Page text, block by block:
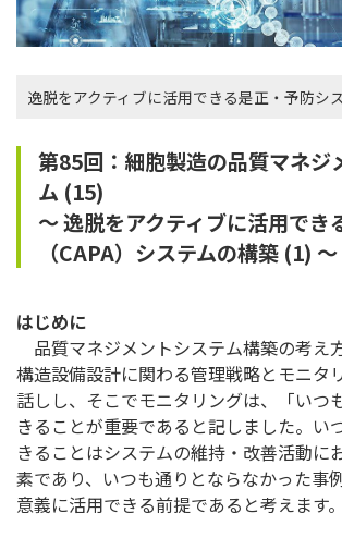
逸脱をアクティブに活用できる是正・予防シ
第85回：細胞製造の品質マネジ
ム (15)
～ 逸脱をアクティブに活用でき
（CAPA）システムの構築 (1) ～
はじめに
品質マネジメントシステム構築の考え
構造設備設計に関わる管理戦略とモニタ
話しし、そこでモニタリングは、「いつ
きることが重要であると記しました。い
きることはシステムの維持・改善活動に
素であり、いつも通りとならなかった事
意義に活用できる前提であると考えます。